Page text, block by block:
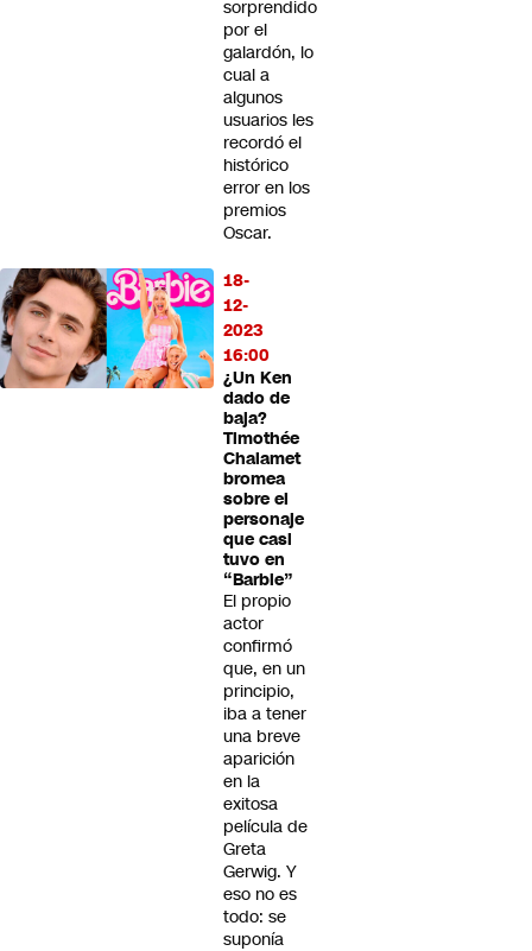
sorprendido
por el
galardón, lo
cual a
algunos
usuarios les
recordó el
histórico
error en los
premios
Oscar.
18-
12-
2023
16:00
¿Un Ken
dado de
baja?
Timothée
Chalamet
bromea
sobre el
personaje
que casi
tuvo en
“Barbie”
El propio
actor
confirmó
que, en un
principio,
iba a tener
una breve
aparición
en la
exitosa
película de
Greta
Gerwig. Y
eso no es
todo: se
suponía